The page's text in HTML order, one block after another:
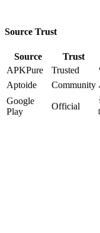
Source Trust
Source Trust
APKPure
Trusted
Aptoide
Community
Google
Play
Official